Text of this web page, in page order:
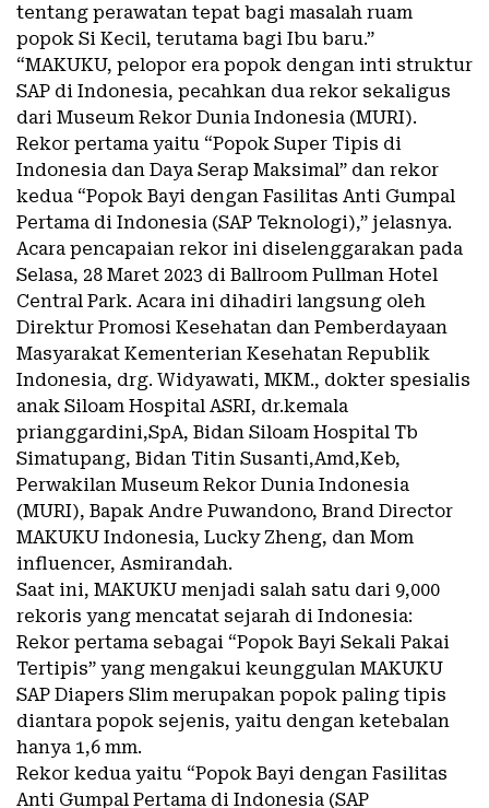
tentang perawatan tepat bagi masalah ruam
popok Si Kecil, terutama bagi Ibu baru.”
“MAKUKU, pelopor era popok dengan inti struktur
SAP di Indonesia, pecahkan dua rekor sekaligus
dari Museum Rekor Dunia Indonesia (MURI).
Rekor pertama yaitu “Popok Super Tipis di
Indonesia dan Daya Serap Maksimal” dan rekor
kedua “Popok Bayi dengan Fasilitas Anti Gumpal
Pertama di Indonesia (SAP Teknologi),” jelasnya.
Acara pencapaian rekor ini diselenggarakan pada
Selasa, 28 Maret 2023 di Ballroom Pullman Hotel
Central Park. Acara ini dihadiri langsung oleh
Direktur Promosi Kesehatan dan Pemberdayaan
Masyarakat Kementerian Kesehatan Republik
Indonesia, drg. Widyawati, MKM., dokter spesialis
anak Siloam Hospital ASRI, dr.kemala
prianggardini,SpA, Bidan Siloam Hospital Tb
Simatupang, Bidan Titin Susanti,Amd,Keb,
Perwakilan Museum Rekor Dunia Indonesia
(MURI), Bapak Andre Puwandono, Brand Director
MAKUKU Indonesia, Lucky Zheng, dan Mom
influencer, Asmirandah.
Saat ini, MAKUKU menjadi salah satu dari 9,000
rekoris yang mencatat sejarah di Indonesia:
Rekor pertama sebagai “Popok Bayi Sekali Pakai
Tertipis” yang mengakui keunggulan MAKUKU
SAP Diapers Slim merupakan popok paling tipis
diantara popok sejenis, yaitu dengan ketebalan
hanya 1,6 mm.
Rekor kedua yaitu “Popok Bayi dengan Fasilitas
Anti Gumpal Pertama di Indonesia (SAP